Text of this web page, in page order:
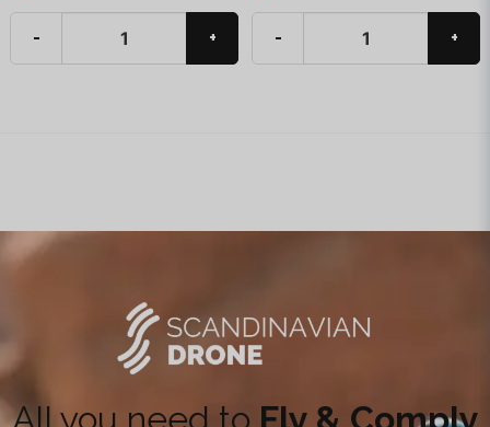
- + - +
All you need to Fly & Comply